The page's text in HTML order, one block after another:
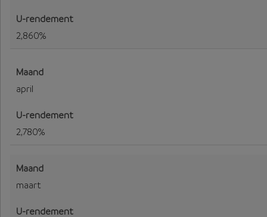
2,860%
april
2,780%
maart